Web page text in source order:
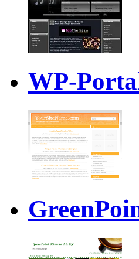
WP-